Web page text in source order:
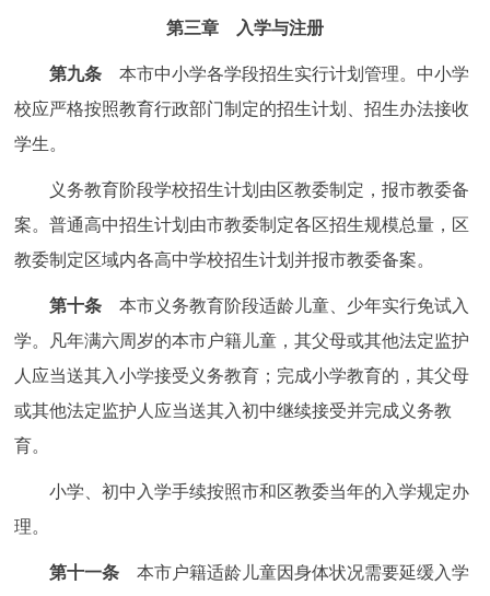
第三章 入学与注册
第九条 本市中小学各学段招生实行计划管理。中小学
校应严格按照教育行政部门制定的招生计划、招生办法接收
学生。
义务教育阶段学校招生计划由区教委制定，报市教委备
案。普通高中招生计划由市教委制定各区招生规模总量，区
教委制定区域内各高中学校招生计划并报市教委备案。
第十条 本市义务教育阶段适龄儿童、少年实行免试入
学。凡年满六周岁的本市户籍儿童，其父母或其他法定监护
人应当送其入小学接受义务教育；完成小学教育的，其父母
或其他法定监护人应当送其入初中继续接受并完成义务教
育。
小学、初中入学手续按照市和区教委当年的入学规定办
理。
第十一条 本市户籍适龄儿童因身体状况需要延缓入学